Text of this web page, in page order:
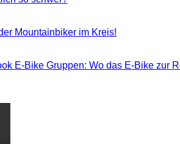
Mountainbiker im Kreis!
E-Bike Gruppen: Wo das E-Bike zur